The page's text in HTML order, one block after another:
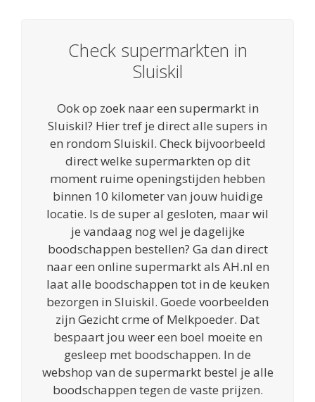
Check supermarkten in
Sluiskil
Ook op zoek naar een supermarkt in
Sluiskil? Hier tref je direct alle supers in
en rondom Sluiskil. Check bijvoorbeeld
direct welke supermarkten op dit
moment ruime openingstijden hebben
binnen 10 kilometer van jouw huidige
locatie. Is de super al gesloten, maar wil
je vandaag nog wel je dagelijke
boodschappen bestellen? Ga dan direct
naar een online supermarkt als AH.nl en
laat alle boodschappen tot in de keuken
bezorgen in Sluiskil. Goede voorbeelden
zijn Gezicht crme of Melkpoeder. Dat
bespaart jou weer een boel moeite en
gesleep met boodschappen. In de
webshop van de supermarkt bestel je alle
boodschappen tegen de vaste prijzen.